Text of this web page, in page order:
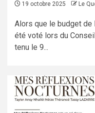
19 octobre 2025 Le
Alors que le budget de
été voté lors du
tenu le 9...